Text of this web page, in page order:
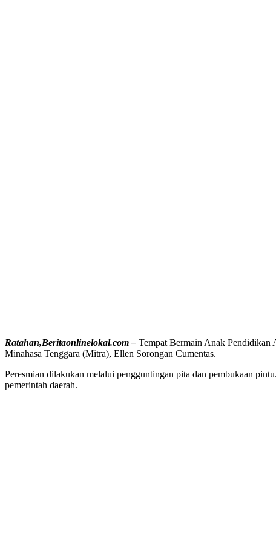
Ratahan,Beritaonlinelokal.com – Tempat Bermain Anak
Minahasa Tenggara (Mitra), Ellen Sorongan Cumentas.
Peresmian dilakukan melalui pengguntingan pita dan pembukaan
pemerintah daerah.